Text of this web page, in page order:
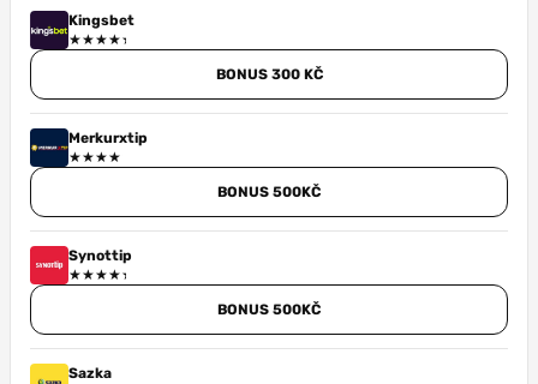
Kingsbet
BONUS 300 KČ
Merkurxtip
BONUS 500KČ
Synottip
BONUS 500KČ
Sazka